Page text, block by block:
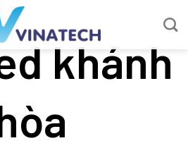
khánh